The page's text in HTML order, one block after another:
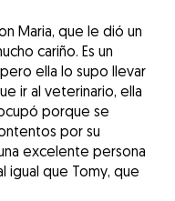
Maria, que le dió un
cariño. Es un
ella lo supo llevar
ir al veterinario, ella
porque se
por su
excelente persona
igual que Tomy, que